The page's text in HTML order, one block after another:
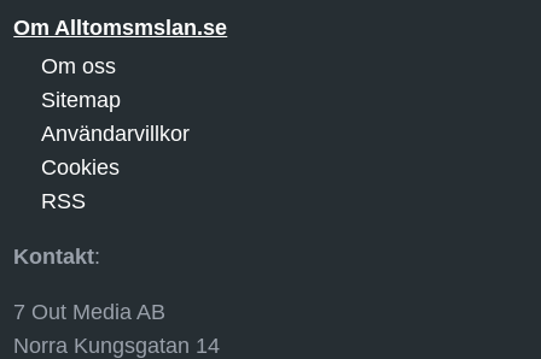
Om Alltomsmslan.se
Om oss
Sitemap
Användarvillkor
Cookies
RSS
Kontakt:
7 Out Media AB
Norra Kungsgatan 14